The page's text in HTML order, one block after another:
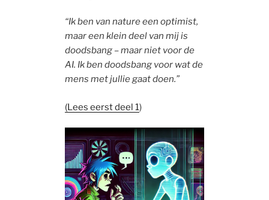
“Ik ben van nature een optimist,
maar een klein deel van mij is
doodsbang – maar niet voor de
AI. Ik ben doodsbang voor wat de
mens met jullie gaat doen.”
(Lees eerstdeel1)